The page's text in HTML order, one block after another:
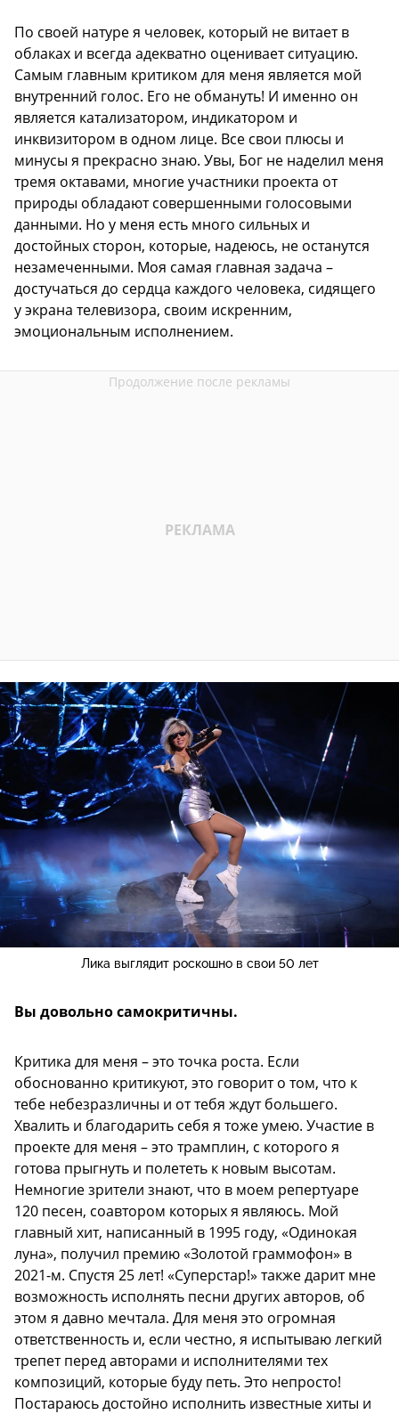
По своей натуре я человек, который не витает в
облаках и всегда адекватно оценивает ситуацию.
Самым главным критиком для меня является мой
внутренний голос. Его не обмануть! И именно он
является катализатором, индикатором и
инквизитором в одном лице. Все свои плюсы и
минусы я прекрасно знаю. Увы, Бог не наделил меня
тремя октавами, многие участники проекта от
природы обладают совершенными голосовыми
данными. Но у меня есть много сильных и
достойных сторон, которые, надеюсь, не останутся
незамеченными. Моя самая главная задача –
достучаться до сердца каждого человека, сидящего
у экрана телевизора, своим искренним,
эмоциональным исполнением.
Лика выглядит роскошно в свои 50 лет
Вы довольно самокритичны.
Критика для меня – это точка роста. Если
обоснованно критикуют, это говорит о том, что к
тебе небезразличны и от тебя ждут большего.
Хвалить и благодарить себя я тоже умею. Участие в
проекте для меня – это трамплин, с которого я
готова прыгнуть и полететь к новым высотам.
Немногие зрители знают, что в моем репертуаре
120 песен, соавтором которых я являюсь. Мой
главный хит, написанный в 1995 году, «Одинокая
луна», получил премию «Золотой граммофон» в
2021-м. Спустя 25 лет! «Суперстар!» также дарит мне
возможность исполнять песни других авторов, об
этом я давно мечтала. Для меня это огромная
ответственность и, если честно, я испытываю легкий
трепет перед авторами и исполнителями тех
композиций, которые буду петь. Это непросто!
Постараюсь достойно исполнить известные хиты и